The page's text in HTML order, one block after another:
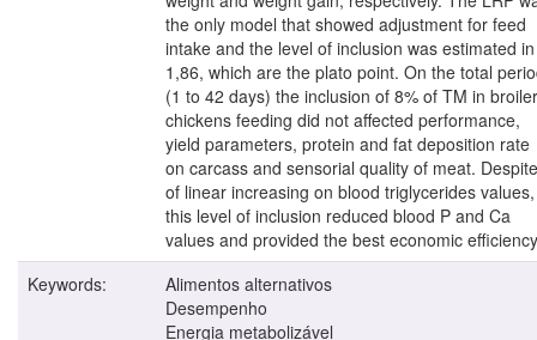
the only model that showed adjustment for feed
intake and the level of inclusion was estimated in
1,86, which are the plato point. On the total
(1 to 42 days) the inclusion of 8% of TM in broiler
chickens feeding did not affected performance,
yield parameters, protein and fat deposition rate
on carcass and sensorial quality of meat. Despite
of linear increasing on blood triglycerides values,
this level of inclusion reduced blood P and Ca
values and provided the best economic
Keywords:
Alimentos alternativos
Desempenho
Energia metabolizável